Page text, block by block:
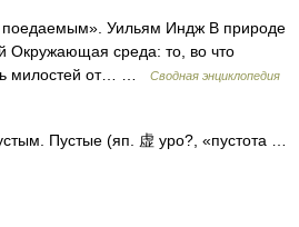
поедаемым». Уильям Индж В природе
Окружающая среда: то, во что
милостей от… …
Сводная энциклопедия
Пустые (яп. 虚 уро?, «пустота …